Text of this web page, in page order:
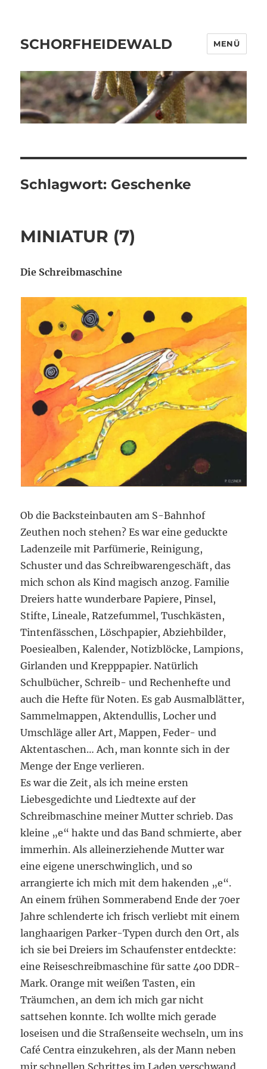
SCHORFHEIDEWALD MENÜ
Schlagwort: Geschenke
MINIATUR (7)
Die Schreibmaschine
Ob die Backsteinbauten am S-Bahnhof
Zeuthen noch stehen? Es war eine geduckte
Ladenzeile mit Parfümerie, Reinigung,
Schuster und das Schreibwarengeschäft, das
mich schon als Kind magisch anzog. Familie
Dreiers hatte wunderbare Papiere, Pinsel,
Stifte, Lineale, Ratzefummel, Tuschkästen,
Tintenfässchen, Löschpapier, Abziehbilder,
Poesiealben, Kalender, Notizblöcke, Lampions,
Girlanden und Krepppapier. Natürlich
Schulbücher, Schreib- und Rechenhefte und
auch die Hefte für Noten. Es gab Ausmalblätter,
Sammelmappen, Aktendullis, Locher und
Umschläge aller Art, Mappen, Feder- und
Aktentaschen… Ach, man konnte sich in der
Menge der Enge verlieren.
Es war die Zeit, als ich meine ersten
Liebesgedichte und Liedtexte auf der
Schreibmaschine meiner Mutter schrieb. Das
kleine „e“ hakte und das Band schmierte, aber
immerhin. Als alleinerziehende Mutter war
eine eigene unerschwinglich, und so
arrangierte ich mich mit dem hakenden „e“.
An einem frühen Sommerabend Ende der 70er
Jahre schlenderte ich frisch verliebt mit einem
langhaarigen Parker-Typen durch den Ort, als
ich sie bei Dreiers im Schaufenster entdeckte:
eine Reiseschreibmaschine für satte 400 DDR-
Mark. Orange mit weißen Tasten, ein
Träumchen, an dem ich mich gar nicht
sattsehen konnte. Ich wollte mich gerade
loseisen und die Straßenseite wechseln, um ins
Café Centra einzukehren, als der Mann neben